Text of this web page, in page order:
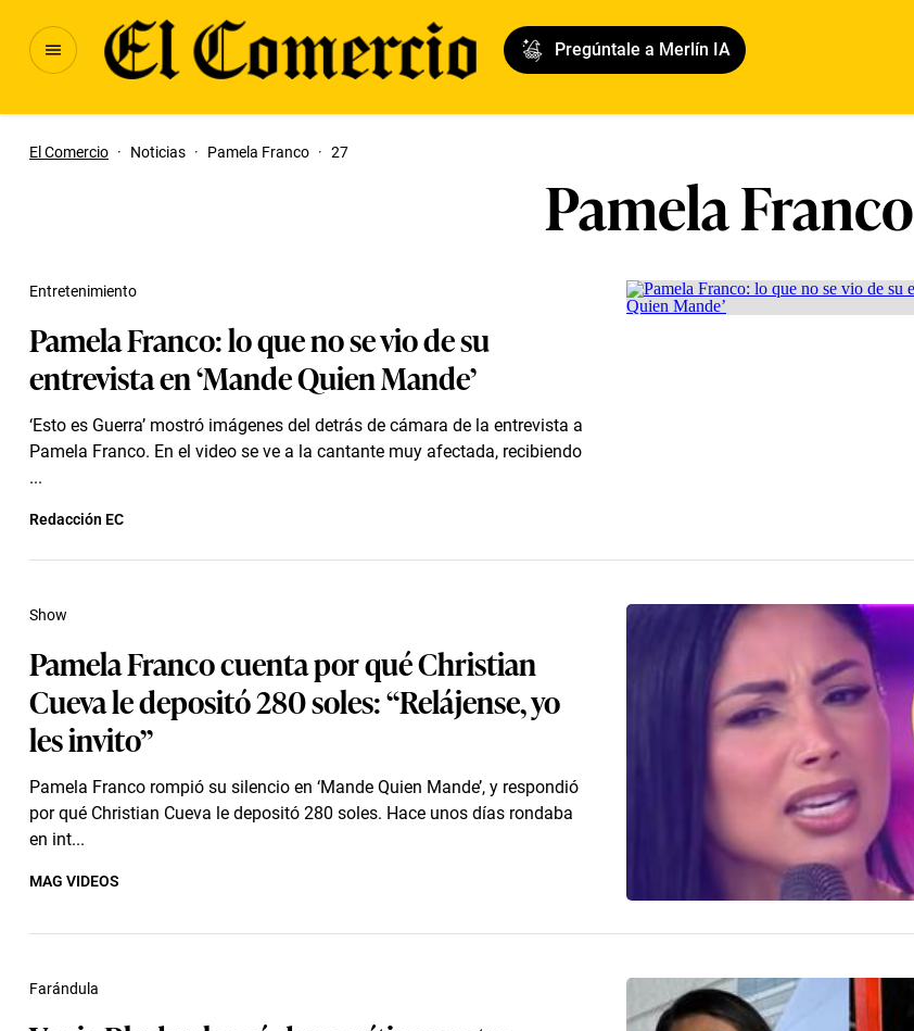
Pregúntale a Merlín IA
El Comercio · Noticias · Pamela Franco · 27
Pamela Franco
Pamela Franco: lo que no se vio de su
entrevista en ‘Mande Quien Mande’
‘Esto es Guerra’ mostró imágenes del detrás de cámara de la entrevista a
Pamela Franco. En el video se ve a la cantante muy afectada, recibiendo
...
Entretenimiento
Redacción EC
Pamela Franco cuenta por qué Christian
Cueva le depositó 280 soles: “Relájense, yo
les invito”
Pamela Franco rompió su silencio en ‘Mande Quien Mande’, y respondió
por qué Christian Cueva le depositó 280 soles. Hace unos días rondaba
en int...
Show
MAG VIDEOS
Farándula